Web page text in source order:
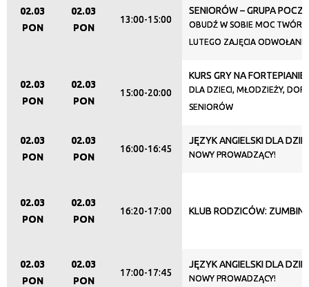
02.03
PON
02.03
PON
13:00-15:00
SENIORÓW – GRUPA
OBUDŹ W SOBIE MOC
LUTEGO ZAJĘCIA ODWOŁANE
02.03
PON
02.03
PON
15:00-20:00
KURS GRY NA FORTEPIANIE
DLA DZIECI, MŁODZIEŻY,
SENIORÓW
02.03
PON
02.03
PON
16:00-16:45
JĘZYK ANGIELSKI DLA
NOWY PROWADZĄCY!
02.03
PON
02.03
PON
16:20-17:00 KLUB RODZICÓW:
02.03
PON
02.03
PON
17:00-17:45
JĘZYK ANGIELSKI DLA
NOWY PROWADZĄCY!